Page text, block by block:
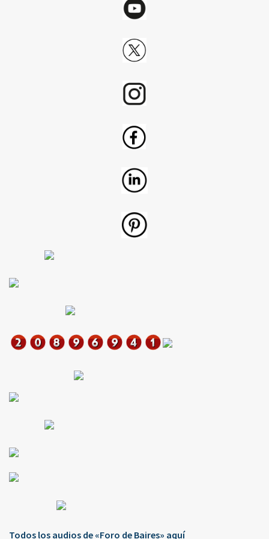
Todos los audios de «Foro de Baires» aquí